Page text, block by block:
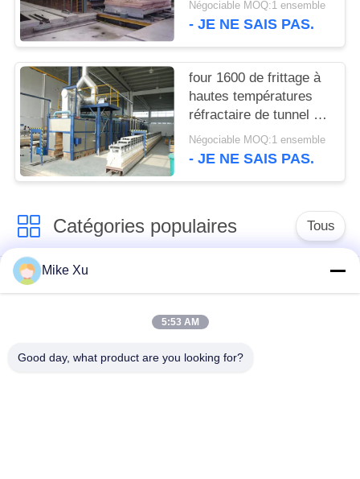
POLICY
Négociable MOQ:1 ensemble
- JE NE SAIS PAS.
four 1600 de frittage à
hautes températures
réfractaire de tunnel de
℃
Négociable MOQ:1 ensemble
- JE NE SAIS PAS.
Catégories populaires Tous
Chaudière industrielle
électrique
industriel
industriel
brique
Mike Xu
5:53 AM
Good day, what product are you looking for?